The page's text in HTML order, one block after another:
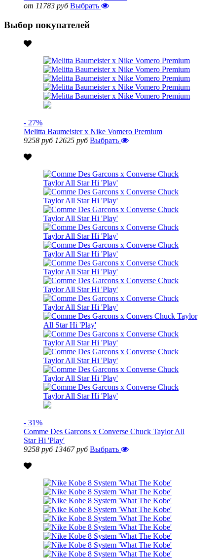
от 11783 руб Выбрать
Выбор покупателей
- 27%
Melitta Baumeister x Nike Vomero Premium
9258 руб 12625 руб Выбрать
- 31%
Comme Des Garcons x Converse Chuck Taylor All
Star Hi 'Play'
9258 руб 13467 руб Выбрать